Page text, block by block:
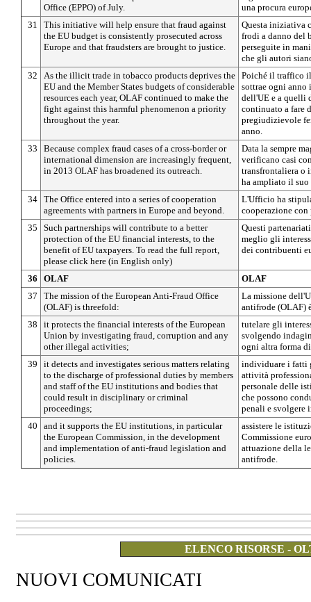
Office (EPPO) of July.
una procura
31
This initiative will help ensure that fraud against
the EU budget is consistently prosecuted across
Europe and that fraudsters are brought to justice.
Questa iniziativa
frodi a danno del
perseguite in
che gli autori
32
As the illicit trade in tobacco products deprives the
EU and the Member States budgets of considerable
resources each year, OLAF continued to make the
fight against this harmful phenomenon a priority
throughout the year.
Poiché il traffico
sottrae ogni
dell'UE e a quelli
continuato a fare
pregiudizievole
anno.
33
Because complex fraud cases of a cross-border or
international dimension are increasingly frequent,
in 2013 OLAF has broadened its outreach.
Data la sempre
verificano casi
transfrontaliera o
ha ampliato il
34 The Office entered into a series of cooperation
agreements with partners in Europe and beyond.
L'Ufficio ha
cooperazione con
35
Such partnerships will contribute to a better
protection of the EU financial interests, to the
benefit of EU taxpayers. To read the full report,
please click here (in English only)
Questi
meglio gli
dei contribuenti
36 OLAF
OLAF
37
The mission of the European Anti-Fraud Office
(OLAF) is threefold:
La missione
antifrode (OLAF)
38
it protects the financial interests of the European
Union by investigating fraud, corruption and any
other illegal activities;
tutelare gli
svolgendo
ogni altra forma
39
it detects and investigates serious matters relating
to the discharge of professional duties by members
and staff of the EU institutions and bodies that
could result in disciplinary or criminal
proceedings;
individuare i fatti
attività
personale delle
che possono
penali e svolgere
40
and it supports the EU institutions, in particular
the European Commission, in the development
and implementation of anti-fraud legislation and
policies.
assistere le
Commissione
attuazione della
antifrode.
ELENCO RISORSE -
NUOVI COMUNICATI